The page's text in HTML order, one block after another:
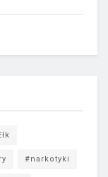
#narkotyki